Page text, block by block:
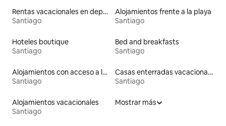
Rentas vacacionales en departamentos con cama de altura accesible
Santiago
Alojamientos frente a la playa
Santiago
Hoteles boutique
Santiago
Bed and breakfasts
Santiago
Alojamientos con acceso a las pistas de esquí
Santiago
Casas enterradas vacacionales
Santiago
Alojamientos vacacionales
Santiago
Mostrar más